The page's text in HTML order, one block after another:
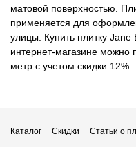
матовой поверхностью.
применяется для
улицы. Купить плитку
интернет-магазине можно
метр с учетом скидки 12%.
Каталог Скидки Статьи о